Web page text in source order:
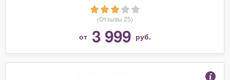
(Отзывы 25)
от 3 999 руб.